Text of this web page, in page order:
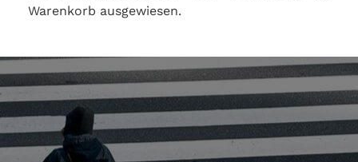
Warenkorb ausgewiesen.